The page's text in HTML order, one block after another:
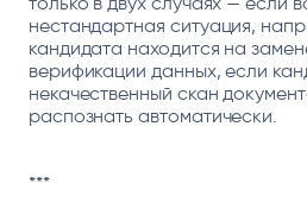
нестандартная ситуация,
кандидата находится на
верификации данных, если
некачественный скан
распознать автоматически.
***